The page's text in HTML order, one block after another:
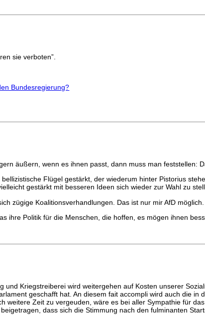
sie verboten”.
Bundesregierung?
äußern, wenn es ihnen passt, dann muss man feststellen:
Flügel gestärkt, der wiederum hinter Pistorius
gestärkt mit besseren Ideen sich wieder zur Wahl zu
zügige Koalitionsverhandlungen. Das ist nur mir AfD möglich.
ihre Politik für die Menschen, die hoffen, es mögen ihnen
Kriegstreiberei wird weitergehen auf Kosten unserer
geschafft hat. An diesem fait accompli wird auch die in
weitere Zeit zu vergeuden, wäre es bei aller Sympathie für
dass sich die Stimmung nach den fulminanten